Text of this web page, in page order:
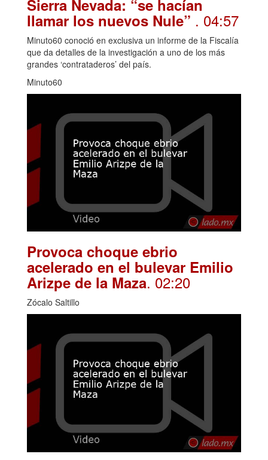
Sierra Nevada: “se hacían
llamar los nuevos Nule” . 04:57
Minuto60 conoció en exclusiva un informe de la Fiscalía
que da detalles de la investigación a uno de los más
grandes ‘contrataderos’ del país.
Minuto60
Provoca choque ebrio
acelerado en el bulevar Emilio
Arizpe de la Maza. 02:20
Zócalo Saltillo